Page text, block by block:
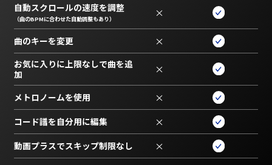
自動スクロールの速度を調整
（曲のBPMに合わせた自動調整もあり） ×
曲のキーを変更 ×
お気に入りに上限なしで曲を追
加
×
メトロノームを使用 ×
コード譜を自分用に編集 ×
動画プラスでスキップ制限なし ×